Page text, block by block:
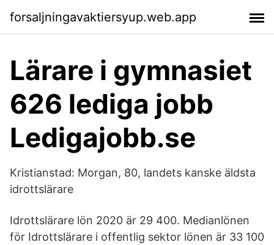
forsaljningavaktiersyup.web.app
Lärare i gymnasiet
626 lediga jobb
Ledigajobb.se
Kristianstad: Morgan, 80, landets kanske äldsta
idrottslärare
Idrottslärare lön 2020 är 29 400. Medianlönen
för Idrottslärare i offentlig sektor lönen är 33 100